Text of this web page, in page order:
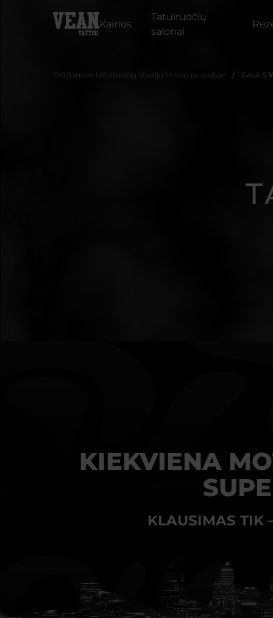
Kainos
Tatuiruočių
salonai
Didžiausias tatuiruočių studijų tinklas pasaulyje Gauk 5
KIEKVIENA
KLAUSIMAS TIK